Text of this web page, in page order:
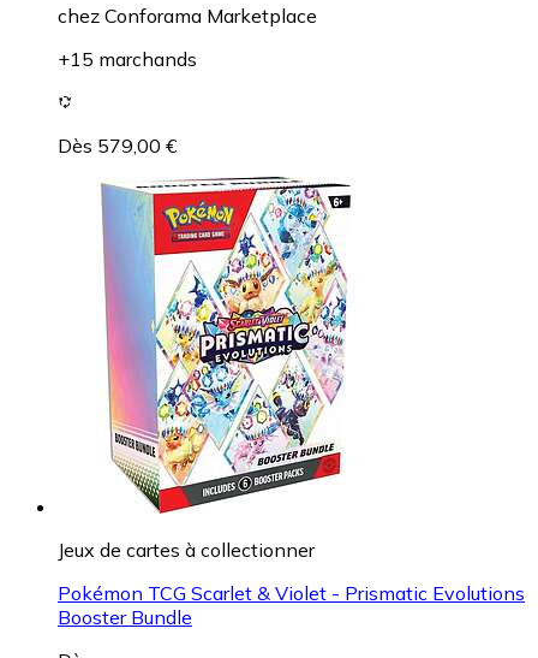
chez Conforama Marketplace
+15 marchands
Dès 579,00 €
Jeux de cartes à collectionner
Pokémon TCG Scarlet & Violet - Prismatic Evolutions
Booster Bundle